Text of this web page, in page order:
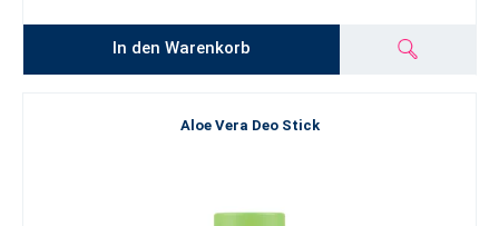
In den Warenkorb
Aloe Vera Deo Stick